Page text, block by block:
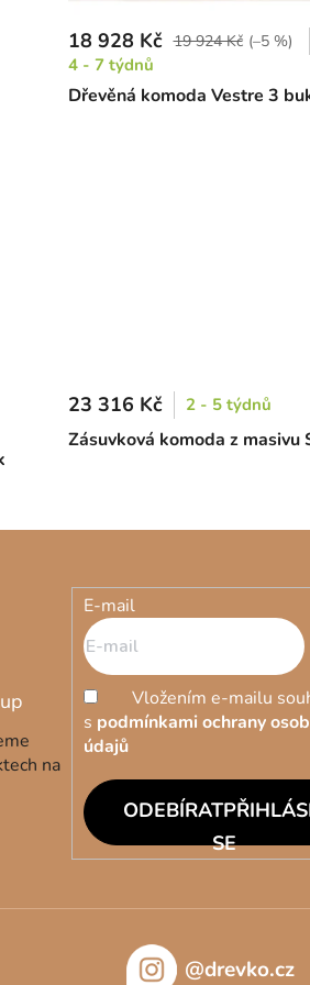
Dřevěná komoda Vestre 3
18 928 Kč 19 924 Kč (–5 %)
4 - 7 týdnů
Zásuvková komoda z masivu
23 316 Kč 2 - 5 týdnů
na
E-mail
Vložením e-mailu
s podmínkami ochrany
údajů
SE
@drevko.cz